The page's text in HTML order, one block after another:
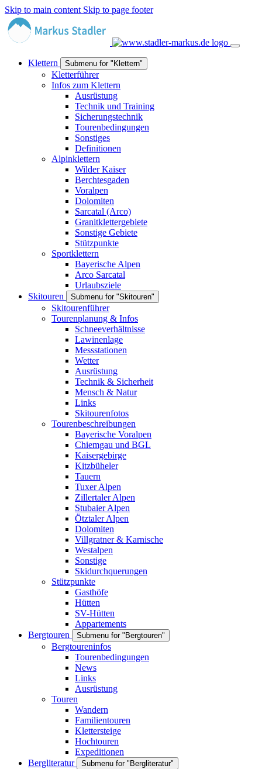
Skip to main content Skip to page footer
Klettern Submenu for "Klettern"
Kletterführer
Infos zum Klettern
Ausrüstung
Technik und Training
Sicherungstechnik
Tourenbedingungen
Sonstiges
Definitionen
Alpinklettern
Wilder Kaiser
Berchtesgaden
Voralpen
Dolomiten
Sarcatal (Arco)
Granitklettergebiete
Sonstige Gebiete
Stützpunkte
Sportklettern
Bayerische Alpen
Arco Sarcatal
Urlaubsziele
Skitouren
Submenu for "Skitouren"
Skitourenführer
Tourenplanung & Infos
Schneeverhältnisse
Lawinenlage
Messstationen
Wetter
Ausrüstung
Technik & Sicherheit
Mensch & Natur
Links
Skitourenfotos
Tourenbeschreibungen
Bayerische Voralpen
Chiemgau und BGL
Kaisergebirge
Kitzbüheler
Tauern
Tuxer Alpen
Zillertaler Alpen
Stubaier Alpen
Ötztaler Alpen
Dolomiten
Villgratner & Karnische
Westalpen
Sonstige
Skidurchquerungen
Stützpunkte
Gasthöfe
Hütten
SV-Hütten
Appartements
Bergtouren
Submenu for "Bergtouren"
Bergtoureninfos
Tourenbedingungen
News
Links
Ausrüstung
Touren
Wandern
Familientouren
Klettersteige
Hochtouren
Expeditionen
Bergliteratur
Submenu for "Bergliteratur"